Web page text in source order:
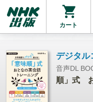
カート
デジタル
音声DL
順」式